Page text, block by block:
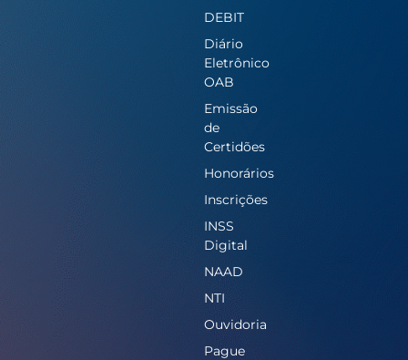
DEBIT
Diário
Eletrônico
OAB
Emissão
de
Certidões
Honorários
Inscrições
INSS
Digital
NAAD
NTI
Ouvidoria
Pague